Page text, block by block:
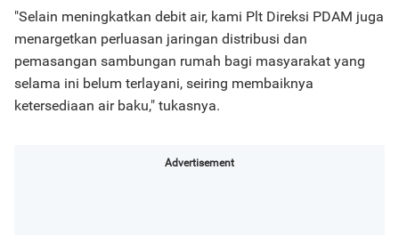
"Selain meningkatkan debit air, kami Plt Direksi PDAM juga
menargetkan perluasan jaringan distribusi dan
pemasangan sambungan rumah bagi masyarakat yang
selama ini belum terlayani, seiring membaiknya
ketersediaan air baku," tukasnya.
Advertisement